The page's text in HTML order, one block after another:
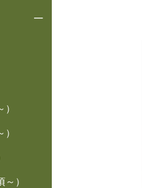
）